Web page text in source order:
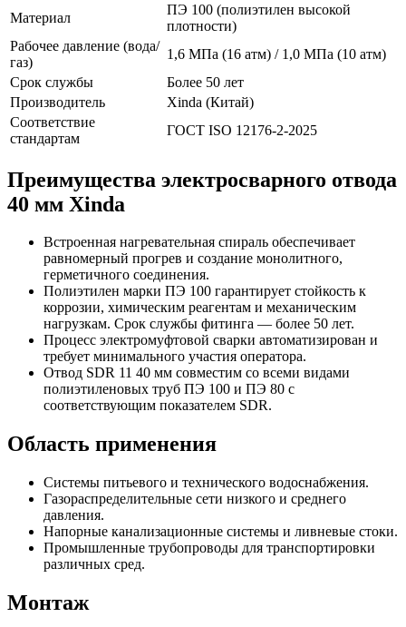
Материал
ПЭ 100 (полиэтилен высокой
плотности)
Рабочее давление (вода/
газ)
1,6 МПа (16 атм) / 1,0 МПа (10 атм)
Срок службы
Более 50 лет
Производитель
Xinda (Китай)
Соответствие
стандартам
ГОСТ ISO 12176-2-2025
Преимущества электросварного отвода
40 мм Xinda
Встроенная нагревательная спираль обеспечивает
равномерный прогрев и создание монолитного,
герметичного соединения.
Полиэтилен марки ПЭ 100 гарантирует стойкость к
коррозии, химическим реагентам и механическим
нагрузкам. Срок службы фитинга — более 50 лет.
Процесс электромуфтовой сварки автоматизирован и
требует минимального участия оператора.
Отвод SDR 11 40 мм совместим со всеми видами
полиэтиленовых труб ПЭ 100 и ПЭ 80 с
соответствующим показателем SDR.
Область применения
Системы питьевого и технического водоснабжения.
Газораспределительные сети низкого и среднего
давления.
Напорные канализационные системы и ливневые стоки.
Промышленные трубопроводы для транспортировки
различных сред.
Монтаж